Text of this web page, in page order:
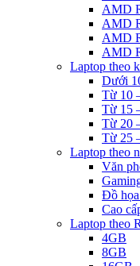
AMD
AMD
AMD
AMD
Laptop theo
Dưới
Từ 10
Từ 15
Từ 20
Từ 25
Laptop theo
Văn
Đồ
Cao
Laptop theo
4GB
8GB